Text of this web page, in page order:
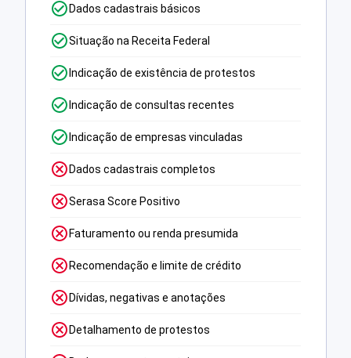
Dados cadastrais básicos
Situação na Receita Federal
Indicação de existência de protestos
Indicação de consultas recentes
Indicação de empresas vinculadas
Dados cadastrais completos
Serasa Score Positivo
Faturamento ou renda presumida
Recomendação e limite de crédito
Dívidas, negativas e anotações
Detalhamento de protestos